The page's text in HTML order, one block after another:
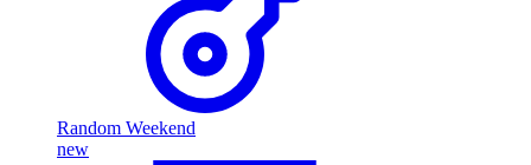
Random Weekend
new